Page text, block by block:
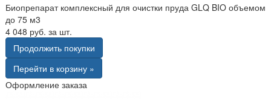
Биопрепарат комплексный для очистки пруда GLQ BIO объемом
до 75 м3
4 048 руб. за шт.
Продолжить покупки
Перейти в корзину »
Оформление заказа